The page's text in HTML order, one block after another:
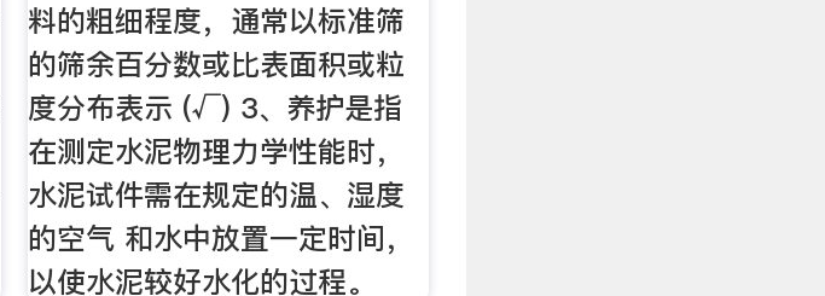
料的粗细程度，通常以标准筛
的筛余百分数或比表面积或粒
度分布表示 (√) 3、养护是指
在测定水泥物理力学性能时，
水泥试件需在规定的温、湿度
的空气 和水中放置一定时间，
以使水泥较好水化的过程。